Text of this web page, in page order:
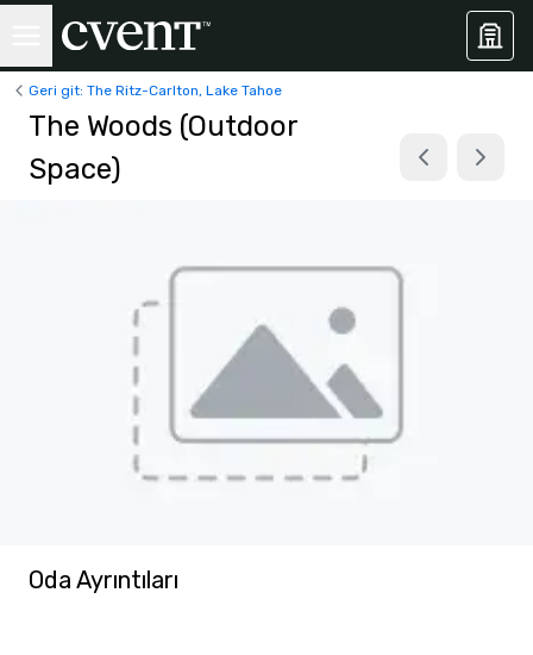
Geri git: The Ritz-Carlton, Lake Tahoe
The Woods (Outdoor
Space)
Oda Ayrıntıları